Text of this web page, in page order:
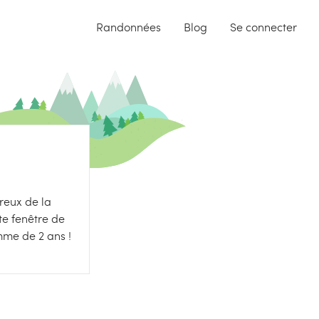
Randonnées Blog Se connecter
de la
fenêtre de
de 2 ans !